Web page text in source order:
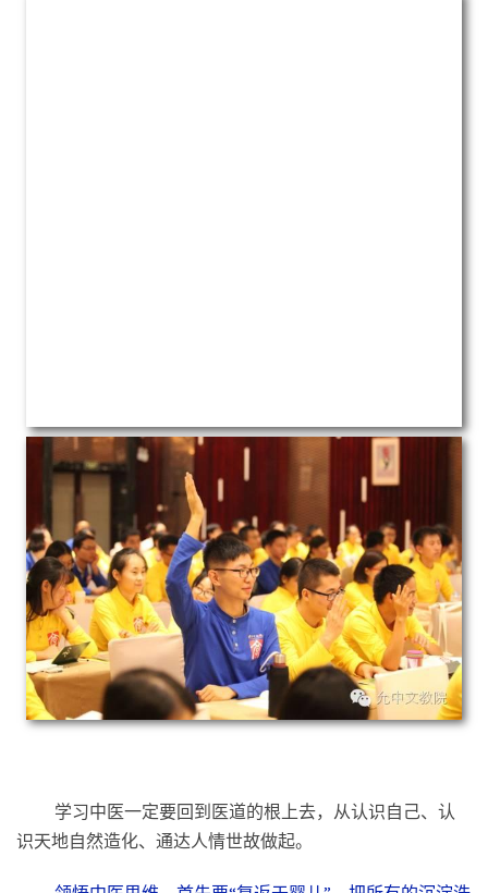
学习中医一定要回到医道的根上去，从认识自己、认
识天地自然造化、通达人情世故做起。
象于天地、会心在至理”的能力，这才叫中医思维的建立。
然后身体力行医道，把医理打通，孜孜不倦，精勤地操练，